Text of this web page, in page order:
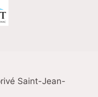
Saint-Jean-